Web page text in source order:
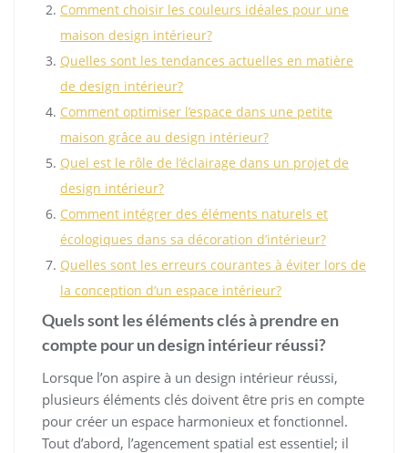
Comment choisir les couleurs idéales pour une
maison design intérieur?
Quelles sont les tendances actuelles en matière
de design intérieur?
Comment optimiser l’espace dans une petite
maison grâce au design intérieur?
Quel est le rôle de l’éclairage dans un projet de
design intérieur?
Comment intégrer des éléments naturels et
écologiques dans sa décoration d’intérieur?
Quelles sont les erreurs courantes à éviter lors de
la conception d’un espace intérieur?
Quels sont les éléments clés à prendre en
compte pour un design intérieur réussi?
Lorsque l’on aspire à un design intérieur réussi,
plusieurs éléments clés doivent être pris en compte
pour créer un espace harmonieux et fonctionnel.
Tout d’abord, l’agencement spatial est essentiel; il